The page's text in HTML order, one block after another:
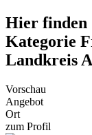
Hier finden
Kategorie
Landkreis
Vorschau
Angebot
Ort
zum Profil